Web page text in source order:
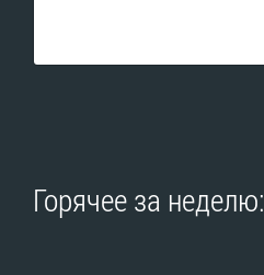
Горячее за неделю: